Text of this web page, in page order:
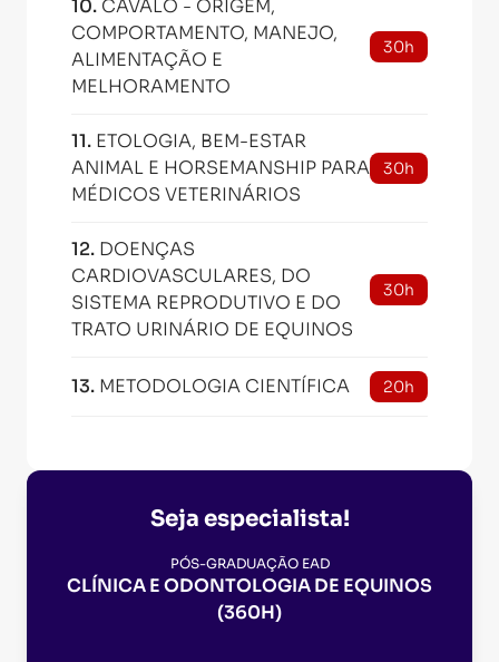
10. CAVALO - ORIGEM,
COMPORTAMENTO, MANEJO,
ALIMENTAÇÃO E
MELHORAMENTO
30h
11. ETOLOGIA, BEM-ESTAR
ANIMAL E HORSEMANSHIP PARA
MÉDICOS VETERINÁRIOS
30h
12. DOENÇAS
CARDIOVASCULARES, DO
SISTEMA REPRODUTIVO E DO
TRATO URINÁRIO DE EQUINOS
30h
13. METODOLOGIA CIENTÍFICA 20h
Seja especialista!
PÓS-GRADUAÇÃO EAD
CLÍNICA E ODONTOLOGIA DE EQUINOS
(360H)